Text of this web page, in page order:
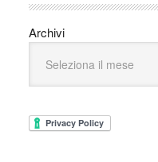
Archivi